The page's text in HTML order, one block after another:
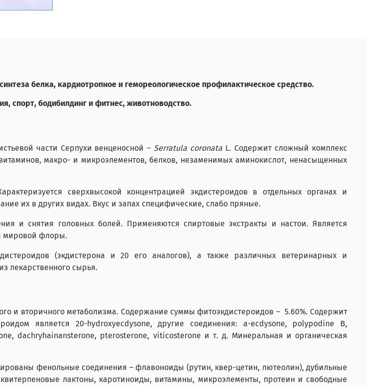
белка, кардиотропное и гемореологическое профилактическое средство.
спорт, бодибилдинг и фитнес, животноводство.
части Серпухи венценосной – Serratula coronata L. Содержит сложный комплекс
макро- и микроэлементов, белков, незаменимых аминокислот, ненасыщенных
сверхвысокой концентрацией экдистероидов в отдельных органах и
их в других видах. Вкус и запах специфические, слабо пряные.
и снятия головных болей. Применяются спиртовые экстракты и настои. Является
мировой флоры.
(экдистерона и 20 его аналогов), а также различных ветеринарных и
лекарственного сырья.
и вторичного метаболизма. Содержание суммы фитоэкдистероидов – 5.60%. Содержит
является 20-hydroxyecdysone, другие соединения: a-ecdysone, polypodine B,
dachryhainansterone, pterosterone, viticosterone и т. д. Минеральная и органическая
фенольные соединения – флавоноиды (рутин, квер-цетин, лютеолин), дубильные
лактоны, каротиноиды, витамины, микроэлементы, протеин и свободные